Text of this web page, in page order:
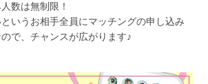
数は無制限！
いうお相手全員にマッチングの申し込み
で、チャンスが広がります♪